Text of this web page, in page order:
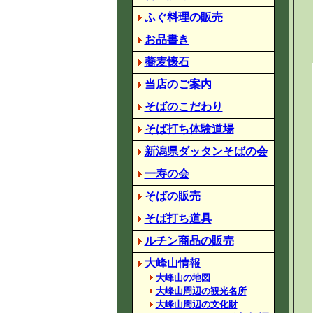
ふぐ料理の販売
お品書き
蕎麦懐石
当店のご案内
そばのこだわり
そば打ち体験道場
新潟県ダッタンそばの会
一寿の会
そばの販売
そば打ち道具
ルチン商品の販売
大峰山情報
大峰山の地図
大峰山周辺の観光名所
大峰山周辺の文化財